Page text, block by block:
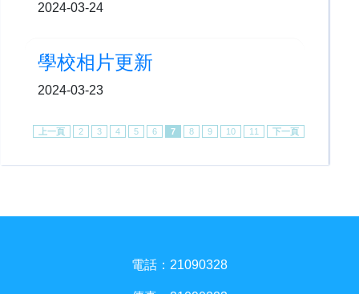
2024-03-24
學校相片更新
2024-03-23
上一頁 2 3 4 5 6 7 8 9 10 11 下一頁
電話：21090328